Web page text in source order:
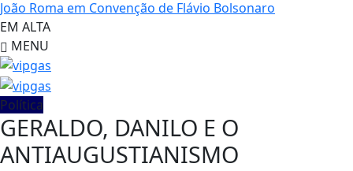
João Roma em Convenção de Flávio Bolsonaro
EM ALTA
MENU
Política
GERALDO, DANILO E O
ANTIAUGUSTIANISMO